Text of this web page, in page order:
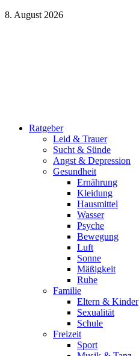
8. August 2026
Ratgeber
Leid & Trauer
Sucht & Sünde
Angst & Depression
Gesundheit
Ernährung
Kleidung
Hausmittel
Wasser
Psyche
Bewegung
Luft
Sonne
Mäßigkeit
Ruhe
Familie
Eltern & Kinder
Sexualität
Schule
Freizeit
Sport